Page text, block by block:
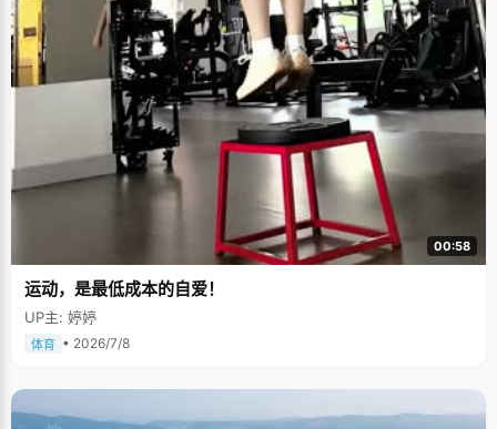
00:58
运动，是最低成本的自爱！
UP主: 婷婷
体育 • 2026/7/8